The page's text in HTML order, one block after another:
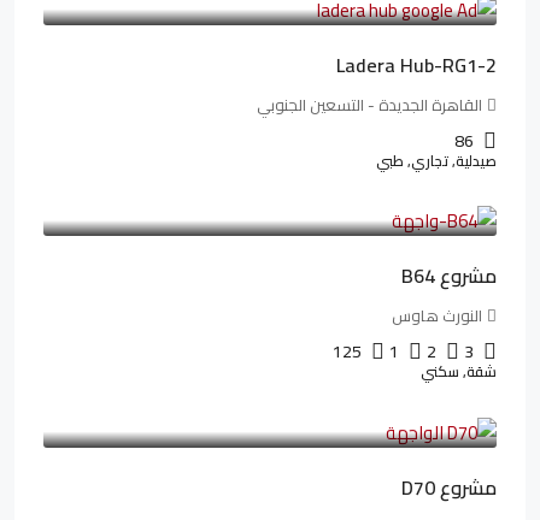
Ladera Hub-RG1-2
القاهرة الجديدة - التسعين الجنوبي
86
صيدلية, تجاري, طبي
3,125,000LE
مشروع B64
النورث هاوس
3
2
1
125
شقة, سكني
3,510,800LE
مشروع D70